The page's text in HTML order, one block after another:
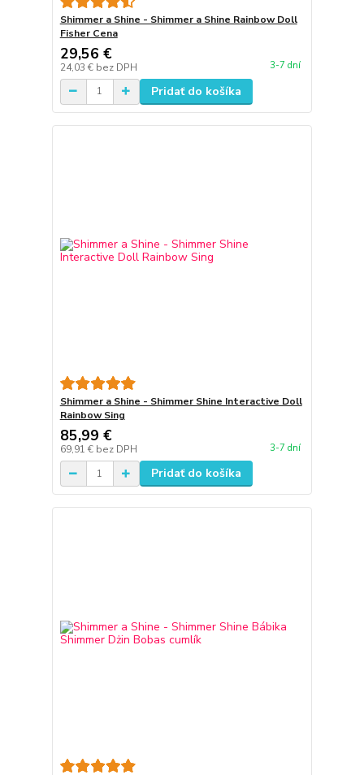
Shimmer a Shine - Shimmer a Shine Rainbow Doll
Fisher Cena
29,56 €
24,03 € bez DPH 3-7 dní
Pridať do košíka
Shimmer a Shine - Shimmer Shine Interactive Doll
Rainbow Sing
85,99 €
69,91 € bez DPH 3-7 dní
Pridať do košíka